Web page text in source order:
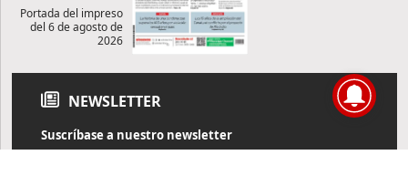
Portada del impreso
del 6 de agosto de
2026
NEWSLETTER
Suscríbase a nuestro newsletter
Reciba diariamente información de actualidad directamente en